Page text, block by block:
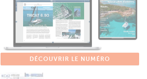
DÉCOUVRIR LE NUMÉRO